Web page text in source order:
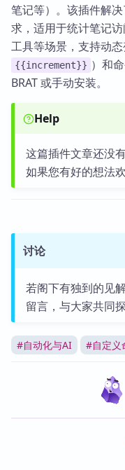
笔记等）。该插件解
求，适用于统计笔记
工具等场景，支持动
{{increment}} ）和
BRAT 或手动安装。
Help
这篇插件文章还没
如果您有好的想法
讨论
若阁下有独到的见
留言，与大家共同探
#自动化与AI #自定义